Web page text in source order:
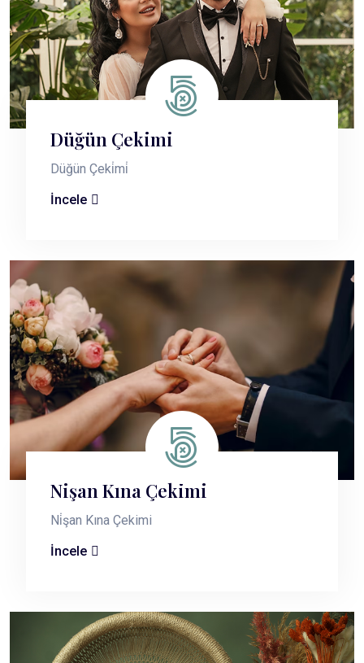
Düğün Çekimi
Düğün Çeki̇mi̇
İncele
Nişan Kına Çekimi
Ni̇şan Kına Çekimi
İncele